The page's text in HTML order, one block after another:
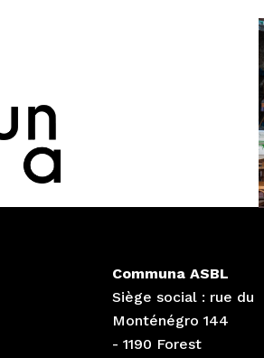
Communa ASBL
Siège social : rue du
Monténégro 144
- 1190 Forest